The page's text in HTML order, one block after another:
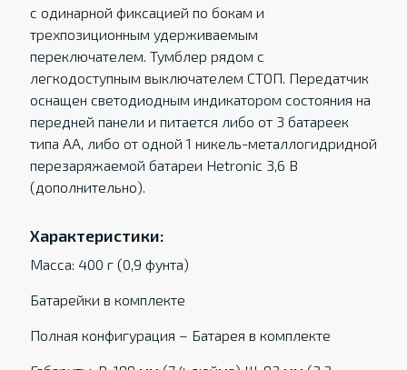
с одинарной фиксацией по бокам и
трехпозиционным удерживаемым
переключателем. Тумблер рядом с
легкодоступным выключателем СТОП. Передатчик
оснащен светодиодным индикатором состояния на
передней панели и питается либо от 3 батареек
типа АА, либо от одной 1 никель-металлогидридной
перезаряжаемой батареи Hetronic 3,6 В
(дополнительно).
Характеристики:
Масса: 400 г (0,9 фунта)
Батарейки в комплекте
Полная конфигурация – Батарея в комплекте